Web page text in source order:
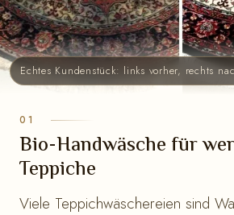
Echtes Kundenstück: links vorher, rechts
Bio-Handwäsche für
Teppiche
Viele Teppichwäschereien sind